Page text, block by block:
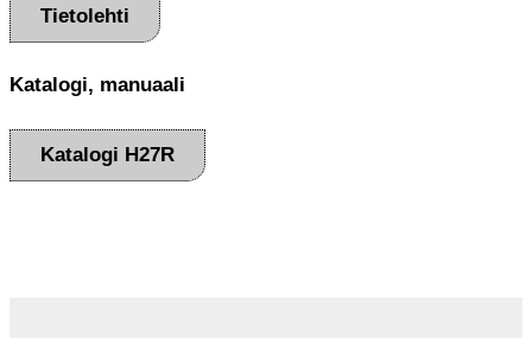
Tietolehti
Katalogi, manuaali
Katalogi H27R